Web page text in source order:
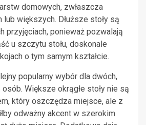
domowych, zwłaszcza
większych. Dłuższe stoły są
przyjęciach, ponieważ pozwalają
u szczytu stołu, doskonale
o tym samym kształcie.
popularny wybór dla dwóch,
Większe okrągłe stoły nie są
który oszczędza miejsce, ale z
odważny akcent w szerokim